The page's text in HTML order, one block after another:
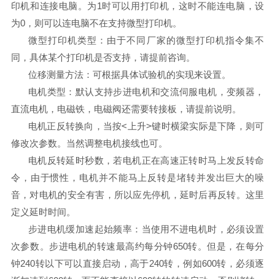
印机和连接电脑。为1时可以用打印机，这时不能连电脑，设
为0，则可以连电脑不在支持微型打印机。
微型打印机类型：由于不同厂家的微型打印机指令集不
同，具体某个打印机是否支持，请提前咨询。
位移测量方法：可根据具体试验机的实现来设置。
电机类型：默认支持步进电机和交流伺服电机，变频器，
直流电机，电磁铁，电磁阀还需要转接板，请提前说明。
电机正反转换向，当按<上升>键时横梁实际是下降，则可
修改次参数。当然调整电机接线也可。
电机反转延时秒数，若电机正在高速正转时马上发反转命
令，由于惯性，电机并不能马上反转是堵转并发出巨大的噪
音，对电机的安全有害，所以应先停机，延时后再反转。这里
定义延时时间。
步进电机缓加速起始频率：当使用不进电机时，必须设置
次参数。步进电机的转速最高约每分钟650转。但是，在每分
钟240转以下可以直接启动，高于240转，例如600转，必须逐